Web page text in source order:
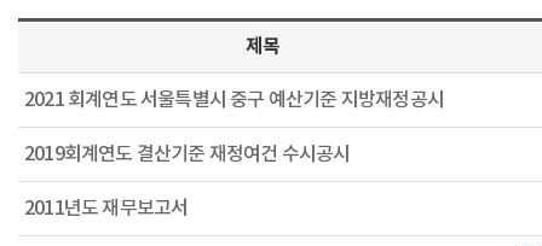
제목
2021 회계연도 서울특별시 중구 예산기준 지방재정공시
2019회계연도 결산기준 재정여건 수시공시
2011년도 재무보고서